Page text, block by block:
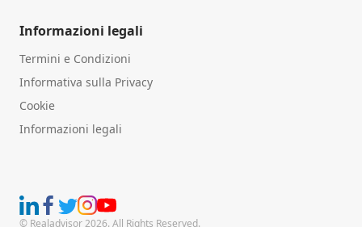
Informazioni legali
Termini e Condizioni
Informativa sulla Privacy
Cookie
Informazioni legali
© Realadvisor 2026. All Rights Reserved.